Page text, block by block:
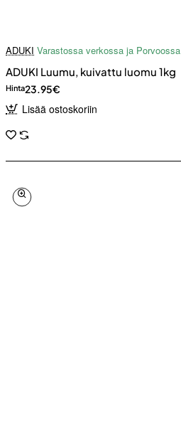
ADUKI Varastossa verkossa ja Porvoossa
ADUKI Luumu, kuivattu luomu 1kg
Hinta23.95€
Lisää ostoskoriin